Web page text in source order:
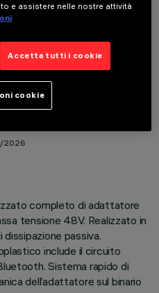
2026
completo di adattatore
tensione 48V. Realizzato in
passiva.
include il circuito
Sistema rapido di
dell’adattatore sul binario
e assistere nelle nostre attività
Accetta tutti i cookie
cookie